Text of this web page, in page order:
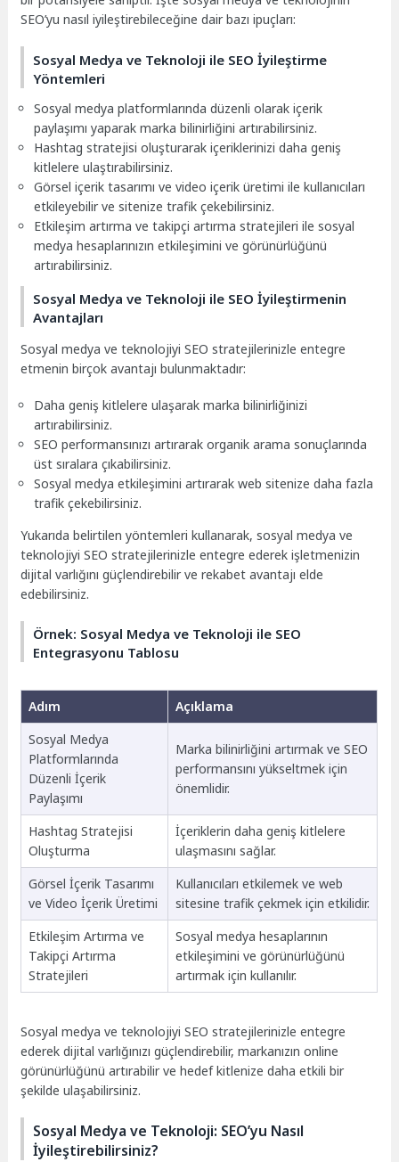
SEO’yu nasıl iyileştirebileceğine dair bazı ipuçları:
Sosyal Medya ve Teknoloji ile SEO İyileştirme
Yöntemleri
Sosyal medya platformlarında düzenli olarak içerik
paylaşımı yaparak marka bilinirliğini artırabilirsiniz.
Hashtag stratejisi oluşturarak içeriklerinizi daha geniş
kitlelere ulaştırabilirsiniz.
Görsel içerik tasarımı ve video içerik üretimi ile kullanıcıları
etkileyebilir ve sitenize trafik çekebilirsiniz.
Etkileşim artırma ve takipçi artırma stratejileri ile sosyal
medya hesaplarınızın etkileşimini ve görünürlüğünü
artırabilirsiniz.
Sosyal Medya ve Teknoloji ile SEO İyileştirmenin
Avantajları
Sosyal medya ve teknolojiyi SEO stratejilerinizle entegre
etmenin birçok avantajı bulunmaktadır:
Daha geniş kitlelere ulaşarak marka bilinirliğinizi
artırabilirsiniz.
SEO performansınızı artırarak organik arama sonuçlarında
üst sıralara çıkabilirsiniz.
Sosyal medya etkileşimini artırarak web sitenize daha fazla
trafik çekebilirsiniz.
Yukarıda belirtilen yöntemleri kullanarak, sosyal medya ve
teknolojiyi SEO stratejilerinizle entegre ederek işletmenizin
dijital varlığını güçlendirebilir ve rekabet avantajı elde
edebilirsiniz.
Örnek: Sosyal Medya ve Teknoloji ile SEO
Entegrasyonu Tablosu
Adım
Açıklama
Sosyal Medya
Platformlarında
Düzenli İçerik
Paylaşımı
Marka bilinirliğini artırmak ve SEO
performansını yükseltmek için
önemlidir.
Hashtag Stratejisi
Oluşturma
İçeriklerin daha geniş kitlelere
ulaşmasını sağlar.
Görsel İçerik Tasarımı
ve Video İçerik Üretimi
Kullanıcıları etkilemek ve web
sitesine trafik çekmek için etkilidir.
Etkileşim Artırma ve
Takipçi Artırma
Stratejileri
Sosyal medya hesaplarının
etkileşimini ve görünürlüğünü
artırmak için kullanılır.
Sosyal medya ve teknolojiyi SEO stratejilerinizle entegre
ederek dijital varlığınızı güçlendirebilir, markanızın online
görünürlüğünü artırabilir ve hedef kitlenize daha etkili bir
şekilde ulaşabilirsiniz.
Sosyal Medya ve Teknoloji: SEO’yu Nasıl
İyileştirebilirsiniz?